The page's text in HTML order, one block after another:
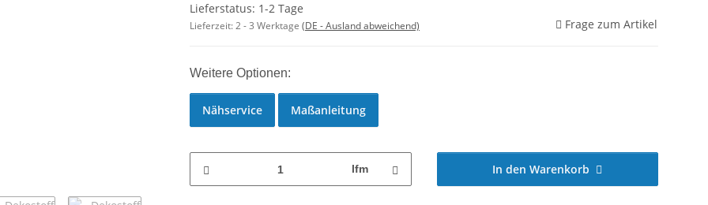
Lieferstatus: 1-2 Tage
Lieferzeit:2 - 3 Werktage (DE - Ausland abweichend) Frage zum Artikel
Weitere Optionen:
Nähservice Maßanleitung
lfm In den Warenkorb